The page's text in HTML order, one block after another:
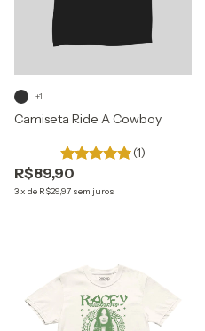
Camiseta Ride A Cowboy
(1)
R$89,90
3x de R$29,97 sem juros
+1